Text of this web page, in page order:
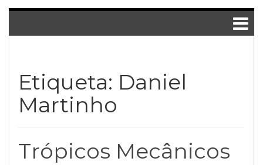
Etiqueta: Daniel
Martinho
Trópicos Mecânicos